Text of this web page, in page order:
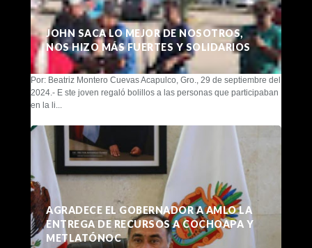
JOHN SACA LO MEJOR DE NOSOTROS,
NOS HIZO MÁS FUERTES Y SOLIDARIOS
Por: Beatriz Montero Cuevas Acapulco, Gro., 29 de septiembre del
2024.- E ste joven regaló bolillos a las personas que participaban
en la li...
AGRADECE EL GOBERNADOR A AMLO LA
ENTREGA DE RECURSOS A COCHOAPA Y
METLATÓNOC